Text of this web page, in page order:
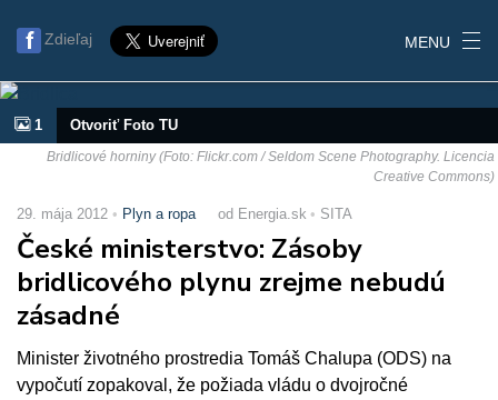
Zdieľaj MENU
1 Otvoriť Foto TU
Bridlicové horniny (Foto: Flickr.com / Seldom Scene Photography. Licencia
Creative Commons)
29. mája 2012 Plyn a ropa od Energia.sk SITA
České ministerstvo: Zásoby
bridlicového plynu zrejme nebudú
zásadné
Minister životného prostredia Tomáš Chalupa (ODS) na
vypočutí zopakoval, že požiada vládu o dvojročné